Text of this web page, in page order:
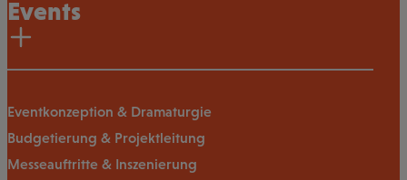
Events
Eventkonzeption & Dramaturgie
Budgetierung & Projektleitung
Messeauftritte & Inszenierung